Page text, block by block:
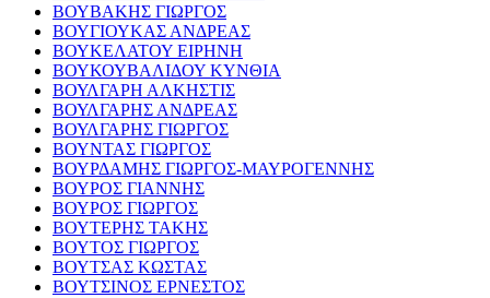
ΒΟΥΒΑΚΗΣ ΓΙΩΡΓΟΣ
ΒΟΥΓΙΟΥΚΑΣ ΑΝΔΡΕΑΣ
ΒΟΥΚΕΛΑΤΟΥ ΕΙΡΗΝΗ
ΒΟΥΚΟΥΒΑΛΙΔΟΥ ΚΥΝΘΙΑ
ΒΟΥΛΓΑΡΗ ΑΛΚΗΣΤΙΣ
ΒΟΥΛΓΑΡΗΣ ΑΝΔΡΕΑΣ
ΒΟΥΛΓΑΡΗΣ ΓΙΩΡΓΟΣ
ΒΟΥΝΤΑΣ ΓΙΩΡΓΟΣ
ΒΟΥΡΔΑΜΗΣ ΓΙΩΡΓΟΣ-ΜΑΥΡΟΓΕΝΝΗΣ
ΒΟΥΡΟΣ ΓΙΑΝΝΗΣ
ΒΟΥΡΟΣ ΓΙΩΡΓΟΣ
ΒΟΥΤΕΡΗΣ ΤΑΚΗΣ
ΒΟΥΤΟΣ ΓΙΩΡΓΟΣ
ΒΟΥΤΣΑΣ ΚΩΣΤΑΣ
ΒΟΥΤΣΙΝΟΣ ΕΡΝΕΣΤΟΣ